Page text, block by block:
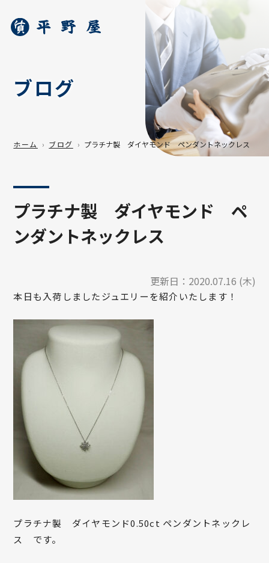
ブログ
ホーム ブログ プラチナ製 ダイヤモンド ペンダントネックレス
プラチナ製 ダイヤモンド ペ
ンダントネックレス
更新日： 2020.07.16 (木)
本日も入荷しましたジュエリーを紹介いたします！
プラチナ製 ダイヤモンド0.50ct ペンダントネックレ
ス です。